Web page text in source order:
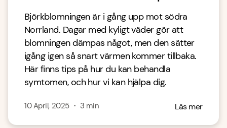
Björkblomningen är i gång upp mot södra
Norrland. Dagar med kyligt väder gör att
blomningen dämpas något, men den sätter
igång igen så snart värmen kommer tillbaka.
Här finns tips på hur du kan behandla
symtomen, och hur vi kan hjälpa dig.
10 April, 2025・ 3 min Läs mer